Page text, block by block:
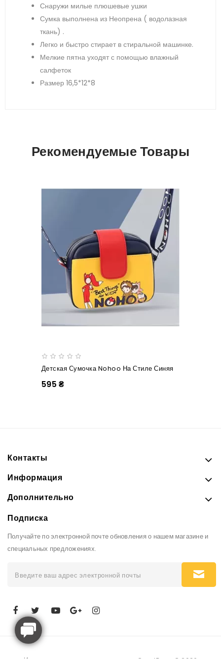
Снаружи милые плюшевые ушки
Сумка выполнена из Неопрена ( водолазная
ткань) .
Легко и быстро стирает в стиральной машинке.
Мелкие пятна уходят с помощью влажный
салфеток
Размер 16,5*12*8
Рекомендуемые Товары
Детская Сумочка Nohoo На Стиле Синяя
595 ₴
Контакты
Информация
Дополнительно
Подписка
Получайте по электронной почте обновления о нашем магазине и
специальных предложениях.